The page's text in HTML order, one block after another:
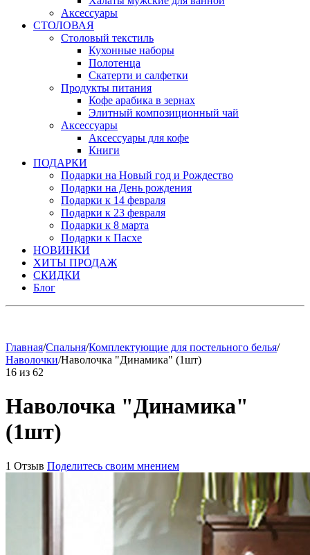
Аксессуары
СТОЛОВАЯ
Столовый текстиль
Кухонные наборы
Полотенца
Скатерти и салфетки
Продукты питания
Кофе арабика в зернах
Элитный композиционный чай
Аксессуары
Аксессуары для кофе
Книги
ПОДАРКИ
Подарки на Новый год и Рождество
Подарки на День рождения
Подарки к 14 февраля
Подарки к 23 февраля
Подарки к 8 марта
Подарки к Пасхе
НОВИНКИ
ХИТЫ ПРОДАЖ
СКИДКИ
Блог
Главная/Спальня/Комплектующие для постельного белья/
Наволочки/Наволочка "Динамика" (1шт)
16 из 62
Наволочка "Динамика"
(1шт)
1 Отзыв Поделитесь своим мнением